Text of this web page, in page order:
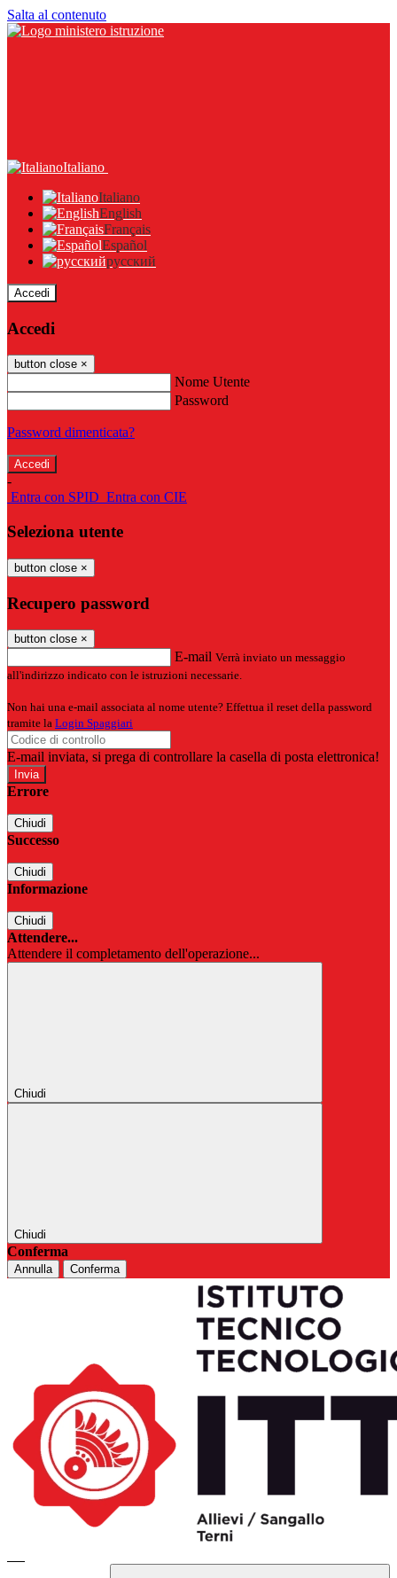
Salta al contenuto
Italiano
Italiano
English
Français
Español
русский
Accedi
Accedi
button close ×
Nome Utente
Password
Password dimenticata?
-
Entra con SPID Entra con CIE
Seleziona utente
button close ×
Recupero password
button close ×
E-mail Verrà inviato un messaggio
all'indirizzo indicato con le istruzioni necessarie.
Non hai una e-mail associata al nome utente? Effettua il reset della password
tramite la Login Spaggiari
E-mail inviata, si prega di controllare la casella di posta elettronica!
Errore
Chiudi
Successo
Chiudi
Informazione
Chiudi
Attendere...
Attendere il completamento dell'operazione...
Chiudi
Chiudi
Conferma
Annulla Conferma